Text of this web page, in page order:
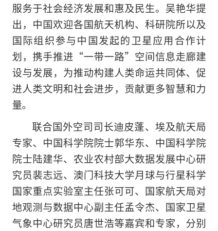
服务于社会经济发展和惠及民生。吴艳华提
出，中国欢迎各国航天机构、科研院所以及
国际组织参与中国发起的卫星应用合作计
划，携手推进“一带一路”空间信息走廊建
设与发展，为推动构建人类命运共同体、促
进人类文明和社会进步，贡献更多智慧和力
量。
联合国外空司司长迪皮蓬、埃及航天局
专家、中国科学院院士郭华东、中国科学院
院士陆建华、农业农村部大数据发展中心研
究员裴志远、澳门科技大学月球与行星科学
国家重点实验室主任张可可、国家航天局对
地观测与数据中心副主任孟令杰、国家卫星
气象中心研究员唐世浩等嘉宾和专家，分别